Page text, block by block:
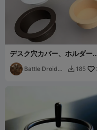
デスク穴カバー、ホルダー、
アンビエントライト
Battle Droid
 185